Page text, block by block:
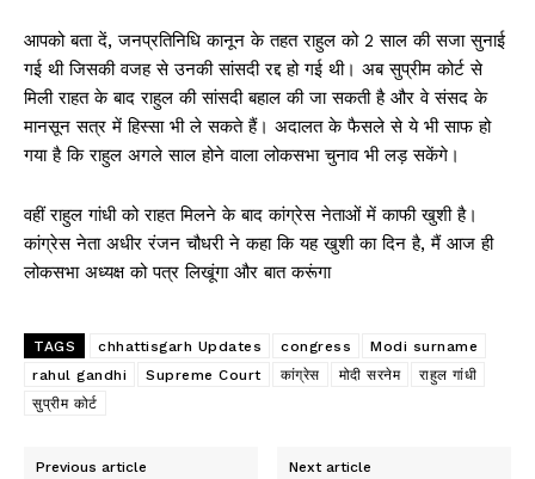
आपको बता दें, जनप्रतिनिधि कानून के तहत राहुल को 2 साल की सजा सुनाई
गई थी जिसकी वजह से उनकी सांसदी रद्द हो गई थी। अब सुप्रीम कोर्ट से
मिली राहत के बाद राहुल की सांसदी बहाल की जा सकती है और वे संसद के
मानसून सत्र में हिस्सा भी ले सकते हैं। अदालत के फैसले से ये भी साफ हो
गया है कि राहुल अगले साल होने वाला लोकसभा चुनाव भी लड़ सकेंगे।
वहीं राहुल गांधी को राहत मिलने के बाद कांग्रेस नेताओं में काफी खुशी है।
कांग्रेस नेता अधीर रंजन चौधरी ने कहा कि यह खुशी का दिन है, मैं आज ही
लोकसभा अध्यक्ष को पत्र लिखूंगा और बात करूंगा
TAGS chhattisgarh Updates congress
Modi surname
rahul gandhi
Supreme Court कांग्रेस मोदी सरनेम
राहुल गांधी
सुप्रीम कोर्ट
Previous article Next article